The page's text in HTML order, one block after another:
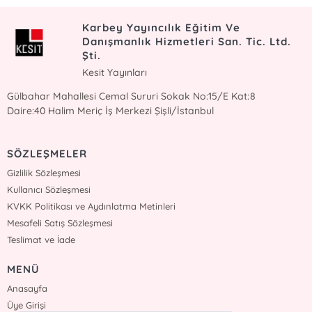
Karbey Yayıncılık Eğitim Ve
Danışmanlık Hizmetleri San. Tic. Ltd.
Şti.
Kesit Yayınları
Gülbahar Mahallesi Cemal Sururi Sokak No:15/E Kat:8
Daire:40 Halim Meriç İş Merkezi Şişli/İstanbul
SÖZLEŞMELER
Gizlilik Sözleşmesi
Kullanıcı Sözleşmesi
KVKK Politikası ve Aydınlatma Metinleri
Mesafeli Satış Sözleşmesi
Teslimat ve İade
MENÜ
Anasayfa
Üye Girişi